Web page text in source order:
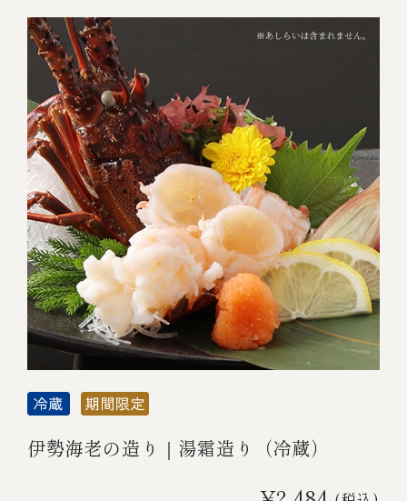
伊勢海老の造り｜湯霜造り（冷蔵）